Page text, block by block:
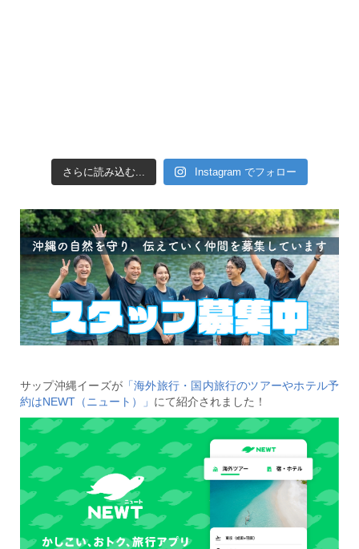
さらに読み込む... Instagram でフォロー
サップ沖縄イーズが 「海外旅行・国内旅行のツアーやホテル予
約はNEWT（ニュート）」 にて紹介されました！